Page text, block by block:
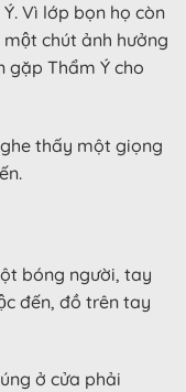
Vì lớp bọn họ còn
chút ảnh hưởng
gặp Thẩm Ý cho
thấy một giọng
bóng người, tay
đến, đồ trên tay
ở cửa phải